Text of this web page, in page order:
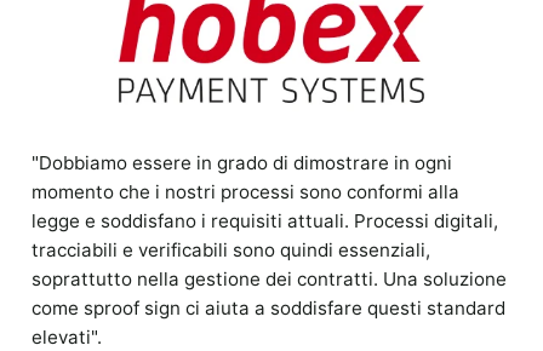
"Dobbiamo essere in grado di dimostrare in ogni
momento che i nostri processi sono conformi alla
legge e soddisfano i requisiti attuali. Processi digitali,
tracciabili e verificabili sono quindi essenziali,
soprattutto nella gestione dei contratti. Una soluzione
come sproof sign ci aiuta a soddisfare questi standard
elevati".